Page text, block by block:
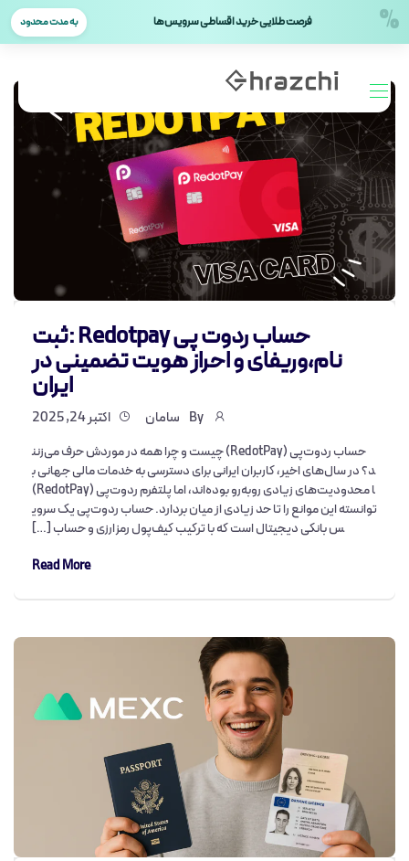
% فرصت طلایی خرید اقساطی سرویس‌ها به مدت محدود
حساب ردوت پی Redotpay :ثبت
نام،وریفای و احراز هویت تضمینی در
ایران
سامان اکتبر 24, 2025
حساب ردوت‌پی (RedotPay) چیست و چرا همه در موردش حرف می‌زنن
د؟ در سال‌های اخیر، کاربران ایرانی برای دسترسی به خدمات مالی جهانی ب
ا محدودیت‌های زیادی روبه‌رو بوده‌اند، اما پلتفرم ردوت‌پی (RedotPay)
توانسته این موانع را تا حد زیادی از میان بردارد. حساب ردوت‌پی یک سروی
س بانکی دیجیتال است که با ترکیب کیف‌پول رمزارزی و حساب […]
Read More